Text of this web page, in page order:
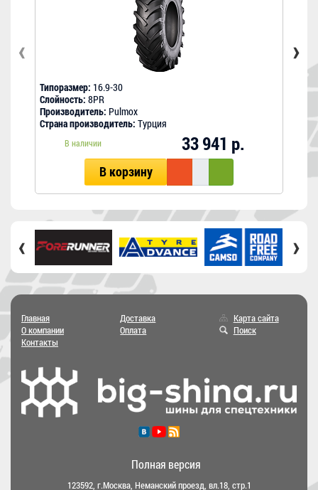
Типоразмер: 16.9-30
Слойность: 8PR
Производитель: Pulmox
Страна производитель: Турция
В наличии 33 941 р.
В корзину
‹ ›
‹ ›
Главная
О компании
Контакты
Доставка
Оплата
Карта сайта
Поиск
Полная версия
123592, г.Москва, Неманский проезд, вл.18, стр.1